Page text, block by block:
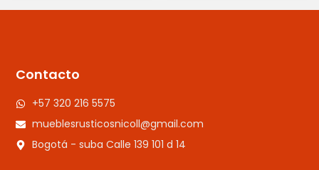
Contacto
+57 320 216 5575
mueblesrusticosnicoll@gmail.com
Bogotá - suba Calle 139 101 d 14